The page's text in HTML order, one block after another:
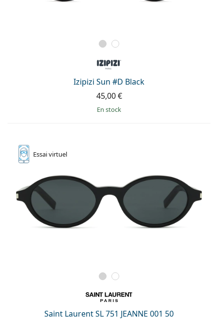
Izipizi Sun #D Black
45,00 €
en stock
Essaivirtuel
Saint Laurent SL 751 JEANNE 001 50